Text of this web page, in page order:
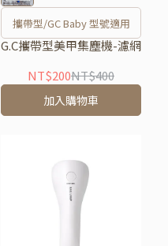
攜帶型/GC Baby 型號適用
G.C攜帶型美甲集塵機-濾網
NT$200NT$400
加入購物車